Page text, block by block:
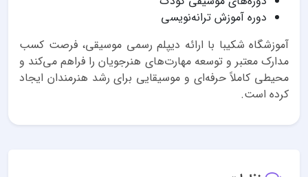
دوره آموزش ترانه‌نویسی
آموزشگاه شکیبا با ارائه دیپلم رسمی موسیقی، فرصت کسب
مدارک معتبر و توسعه مهارت‌های هنرجویان را فراهم می‌کند و
محیطی کاملاً حرفه‌ای و موسیقایی برای رشد هنرمندان ایجاد
کرده است.